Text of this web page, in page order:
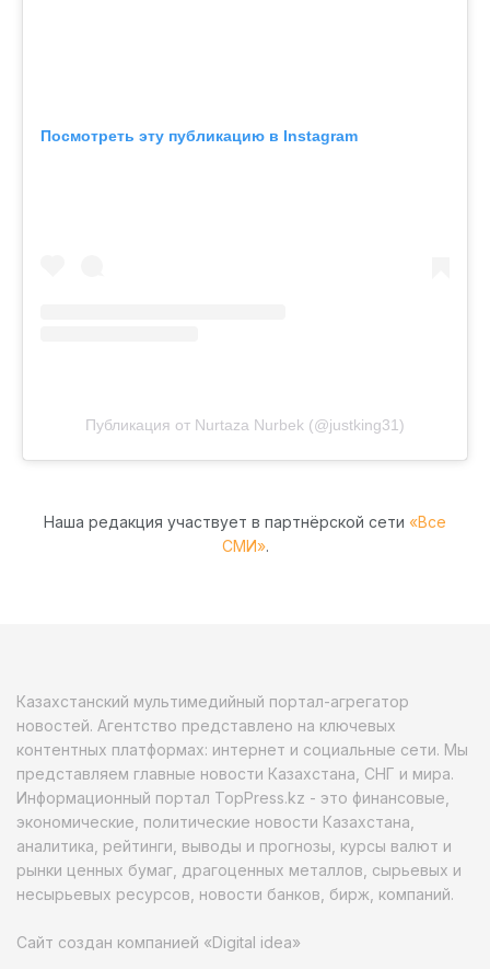
Посмотреть эту публикацию в Instagram
Публикация от Nurtaza Nurbek (@justking31)
Наша редакция участвует в партнёрской сети «Все
СМИ».
Казахстанский мультимедийный портал-агрегатор
новостей. Агентство представлено на ключевых
контентных платформах: интернет и социальные сети. Мы
представляем главные новости Казахстана, СНГ и мира.
Информационный портал TopPress.kz - это финансовые,
экономические, политические новости Казахстана,
аналитика, рейтинги, выводы и прогнозы, курсы валют и
рынки ценных бумаг, драгоценных металлов, сырьевых и
несырьевых ресурсов, новости банков, бирж, компаний.
Сайт создан компанией «Digital idea»